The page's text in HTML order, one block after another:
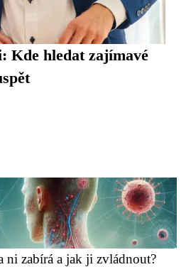
Kde hledat zajímavé
ni zabírá a jak ji zvládnout?